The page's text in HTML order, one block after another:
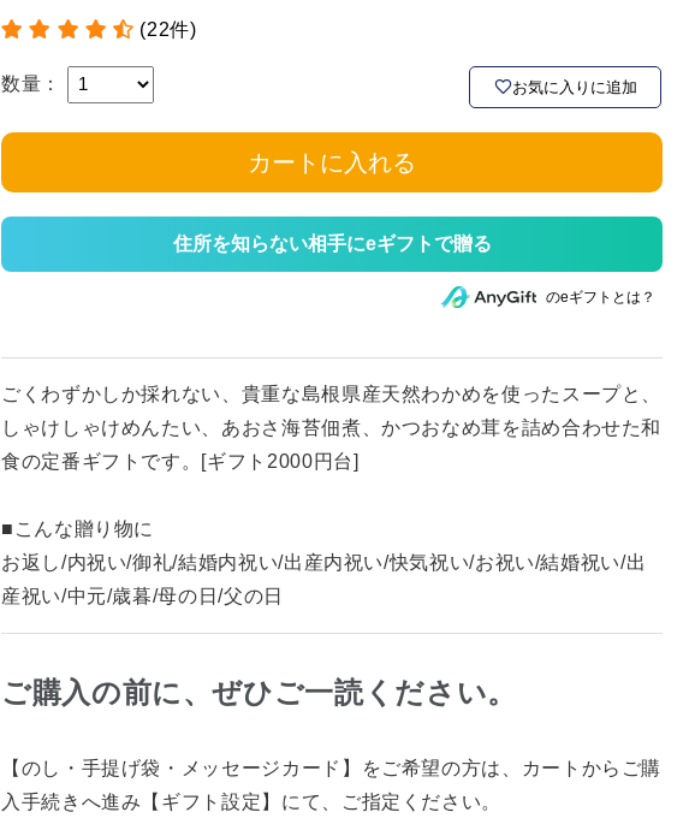
(22件)
数量： お気に入りに追加
カートに入れる
住所を知らない相手にeギフトで贈る
のeギフトとは？
ごくわずかしか採れない、貴重な島根県産天然わかめを使ったスープと、
しゃけしゃけめんたい、あおさ海苔佃煮、かつおなめ茸を詰め合わせた和
食の定番ギフトです。[ギフト2000円台]
■こんな贈り物に
お返し/内祝い/御礼/結婚内祝い/出産内祝い/快気祝い/お祝い/結婚祝い/出
産祝い/中元/歳暮/母の日/父の日
ご購入の前に、ぜひご一読ください。
【のし・手提げ袋・メッセージカード】をご希望の方は、カートからご購
入手続きへ進み【ギフト設定】にて、ご指定ください。